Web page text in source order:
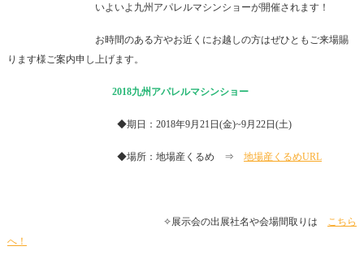
いよいよ九州アパレルマシンショーが開催されます！
お時間のある方やお近くにお越しの方はぜひともご来場賜
ります様ご案内申し上げます。
2018九州アパレルマシンショー
◆期日：2018年9月21日(金)~9月22日(土)
◆場所：地場産くるめ ⇒ 地場産くるめURL
✧展示会の出展社名や会場間取りは こちら
へ！